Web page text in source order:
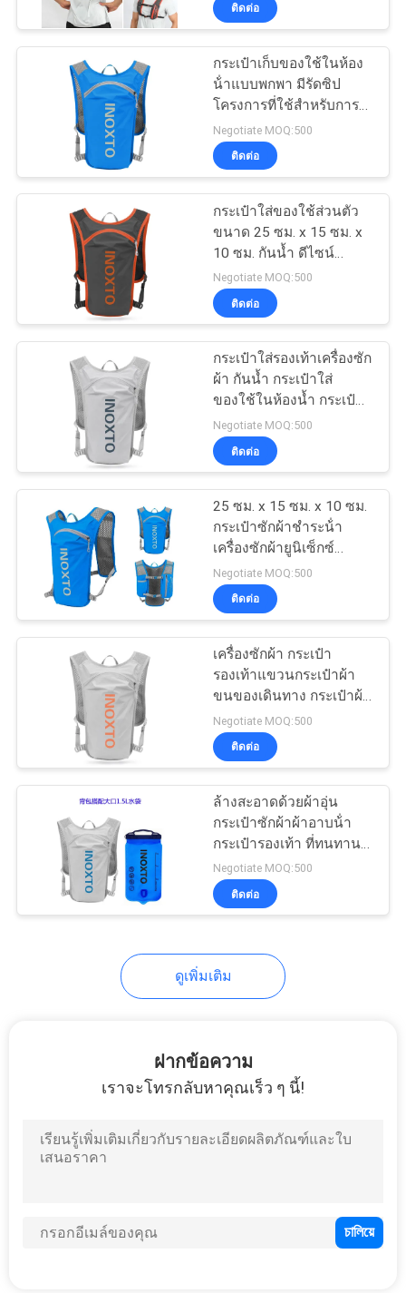
กระเป๋าช้อปปิ้งผ้าไม่
ทอ
กระเป๋าเป้กันน้ำ
Eva อิเล็กทรอนิกส์
กรณี
46
เสื้อผ้ากีฬา
19
กระเป๋าหิ้ว Neoprene
กระเป๋าดินสอ EVA
ติดต่อ
กระเป๋าเก็บของใช้ในห้อง
น้ําแบบพกพา มีรัดซิป
โครงการที่ใช้สําหรับการ
เดินทางและการจัดกิจการ
ประจําวัน
Negotiate MOQ:500
ติดต่อ
กระเป๋าใส่ของใช้ส่วนตัว
ขนาด 25 ซม. x 15 ซม. x
10 ซม. กันน้ำ ดีไซน์
กะทัดรัด เช็ดทำความ
สะอาดด้วยผ้าชุบน้ำ
หมาดๆ เหมาะสำหรับการ
Negotiate MOQ:500
ติดต่อ
กระเป๋าใส่รองเท้าเครื่องซัก
ผ้า กันน้ำ กระเป๋าใส่
ของใช้ในห้องน้ำ กระเป๋า
ใส่ของใช้ส่วนตัว
อเนกประสงค์ เหมาะ
สำหรับเดินทาง
Negotiate MOQ:500
ติดต่อ
25 ซม. x 15 ซม. x 10 ซม.
กระเป๋าซักผ้าชําระน้ํา
เครื่องซักผ้ายูนิเซ็กซ์
กระเป๋ารองเท้า น้ําหนักเบา
ทนทาน จัดการเดินทาง
Negotiate MOQ:500
ติดต่อ
เครื่องซักผ้า กระเป๋า
รองเท้าแขวนกระเป๋าผ้า
ขนของเดินทาง กระเป๋าผ้า
ขนของใช้ในเดินทางและ
ทุกวัน
Negotiate MOQ:500
ติดต่อ
ล้างสะอาดด้วยผ้าอุ่น
กระเป๋าซักผ้าผ้าอาบน้ํา
กระเป๋ารองเท้า ที่ทนทาน
และเบาสําหรับการเดิน
ทาง
Negotiate MOQ:500
ติดต่อ
ดูเพิ่มเติม
ฝากข้อความ
เราจะโทรกลับหาคุณเร็ว ๆ นี้!